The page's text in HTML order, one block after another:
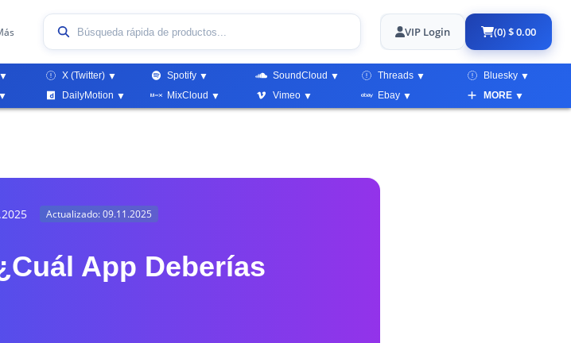
VIP Login (0) $ 0.00
X (Twitter) Spotify SoundCloud Threads
Bluesky
DailyMotion MixCloud Vimeo Ebay MORE
Actualizado: 09.11.2025
App Deberías